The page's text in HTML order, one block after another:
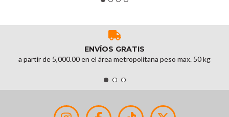
ENVÍOS GRATIS
a partir de 5,000.00 en el área metropolitana peso max. 50 kg